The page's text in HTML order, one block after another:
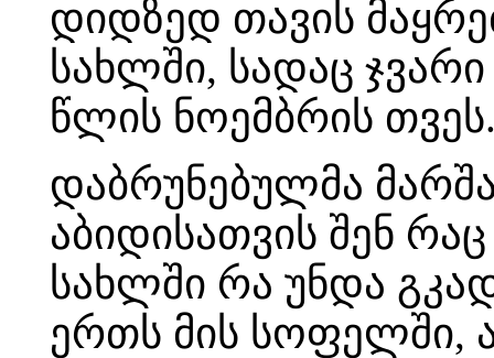
დიდზედ თავის
სახლში, სადაც
წლის ნოემბრის
დაბრუნებულმა
აბიდისათვის შენ
სახლში რა უნდა
ერთს მის სოფელში,